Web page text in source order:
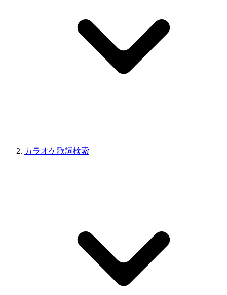
カラオケ歌詞検索